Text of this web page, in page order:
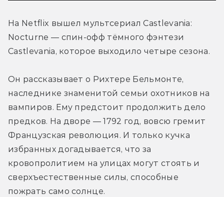
На Netflix вышел мультсериал Castlevania:
Nocturne — спин-офф тёмного фэнтези
Castlevania, которое выходило четыре сезона.
Он рассказывает о Рихтере Бельмонте,
наследнике знаменитой семьи охотников на
вампиров. Ему предстоит продолжить дело
предков. На дворе — 1792 год, вовсю гремит
Французская революция. И только кучка
избранных догадывается, что за
кровопролитием на улицах могут стоять и
сверхъестественные силы, способные
пожрать само солнце.